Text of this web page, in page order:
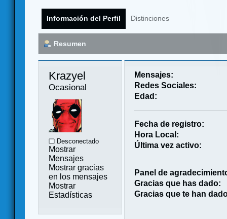
Información del Perfil Distinciones
Resumen
Krazyel
Ocasional
Desconectado
Mostrar
Mensajes
Mostrar gracias
en los mensajes
Mostrar
Estadísticas
Mensajes:
Redes Sociales:
Edad:
Fecha de registro:
Hora Local:
Última vez activo:
Panel de
Gracias que has dado:
Gracias que te han